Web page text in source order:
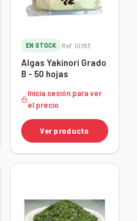
EN STOCK Ref. 10183
Algas Yakinori Grado
B - 50 hojas
Inicia sesión para ver
el precio
Ver producto